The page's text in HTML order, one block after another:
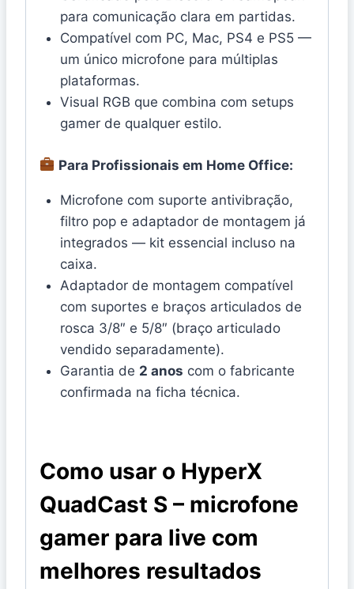
para comunicação clara em partidas.
Compatível com PC, Mac, PS4 e PS5 —
um único microfone para múltiplas
plataformas.
Visual RGB que combina com setups
gamer de qualquer estilo.
Para Profissionais em Home Office:
Microfone com suporte antivibração,
filtro pop e adaptador de montagem já
integrados — kit essencial incluso na
caixa.
Adaptador de montagem compatível
com suportes e braços articulados de
rosca 3/8″ e 5/8″ (braço articulado
vendido separadamente).
Garantia de 2 anos com o fabricante
confirmada na ficha técnica.
Como usar o HyperX
QuadCast S – microfone
gamer para live com
melhores resultados